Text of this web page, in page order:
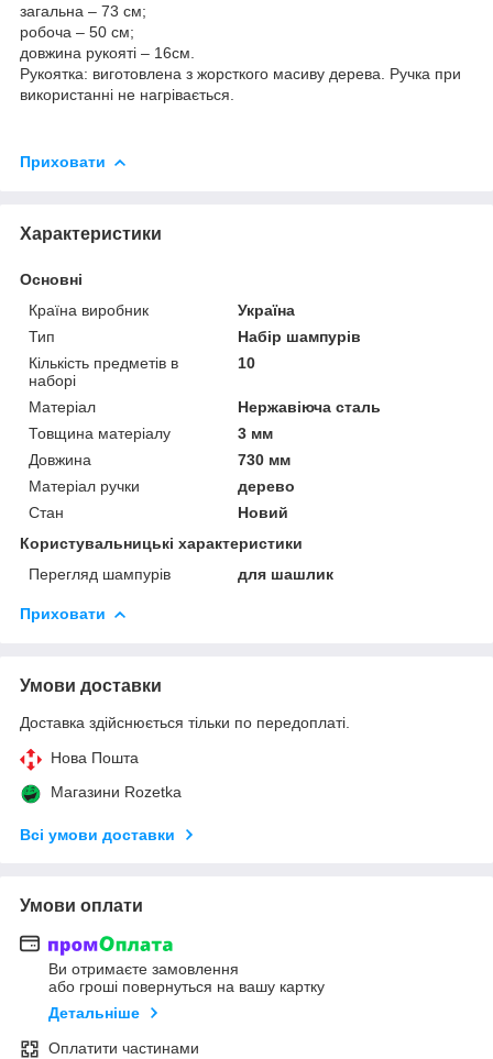
загальна – 73 см;
робоча – 50 см;
довжина рукояті – 16см.
Рукоятка: виготовлена з жорсткого масиву дерева. Ручка при
використанні не нагрівається.
Приховати
Характеристики
Основні
Країна виробник
Україна
Тип
Набір шампурів
Кількість предметів в
наборі
10
Матеріал
Нержавіюча сталь
Товщина матеріалу
3 мм
Довжина
730 мм
Матеріал ручки
дерево
Стан
Новий
Користувальницькі характеристики
Перегляд шампурів
для шашлик
Приховати
Умови доставки
Доставка здійснюється тільки по передоплаті.
Нова Пошта
Магазини Rozetka
Всі умови доставки
Умови оплати
Ви отримаєте замовлення
або гроші повернуться на вашу картку
Детальніше
Оплатити частинами